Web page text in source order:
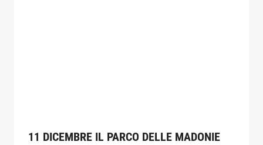
11 DICEMBRE IL PARCO DELLE MADONIE